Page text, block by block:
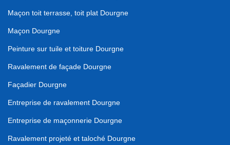
Maçon toit terrasse, toit plat Dourgne
Maçon Dourgne
Peinture sur tuile et toiture Dourgne
Ravalement de façade Dourgne
Façadier Dourgne
Entreprise de ravalement Dourgne
Entreprise de maçonnerie Dourgne
Ravalement projeté et taloché Dourgne